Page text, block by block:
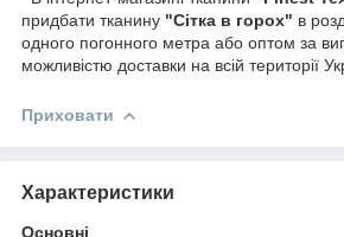
придбати тканину "Сітка в горох" в
одного погонного метра або оптом за
можливістю доставки на всій території
Приховати
Характеристики
Основні